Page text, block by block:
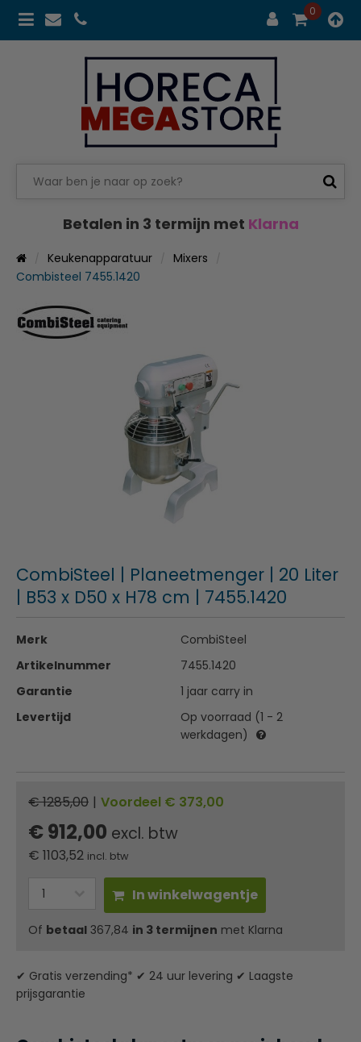
0
Betalen in 3 termijn met Klarna
Keukenapparatuur
Mixers
Combisteel 7455.1420
CombiSteel | Planeetmenger | 20 Liter
| B53 x D50 x H78 cm | 7455.1420
Merk
CombiSteel
Artikelnummer
7455.1420
Garantie
1 jaar carry in
Levertijd
Op voorraad (1 - 2
werkdagen)
€ 1285,00 | Voordeel € 373,00
€ 912,00 excl. btw
€ 1103,52 incl. btw
In winkelwagentje
Of betaal 367,84 in 3 termijnen met Klarna
✔ Gratis verzending* ✔ 24 uur levering ✔ Laagste
prijsgarantie